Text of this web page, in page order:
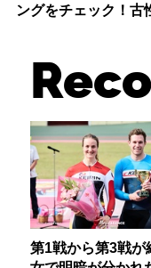
ングをチェック！古
第1戦から第3戦が